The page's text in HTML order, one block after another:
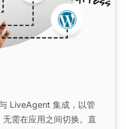
LiveAgent 集成，以管
需在应用之间切换。直